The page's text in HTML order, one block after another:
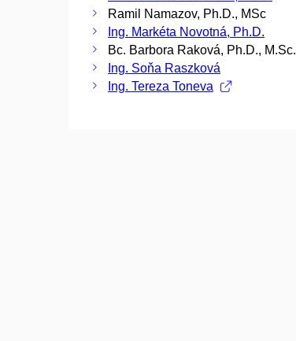
Ramil Namazov, Ph.D., MSc
Ing. Markéta Novotná, Ph.D.
Bc. Barbora Raková, Ph.D., M.Sc.
Ing. Soňa Raszková
Ing. Tereza Toneva